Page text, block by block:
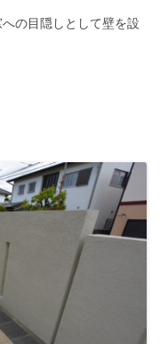
の目隠しとして壁を設